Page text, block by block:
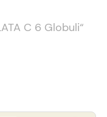
C 6 Globuli“